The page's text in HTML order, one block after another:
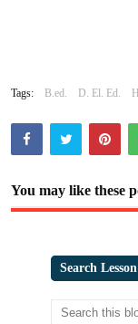
Tags: B.ed. D. El. Ed.
You may like these
Search